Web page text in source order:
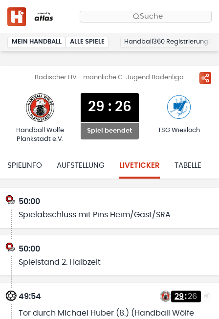
Suche
MEIN HANDBALL ALLE SPIELE Handball360 Registrierung
Badischer HV - männliche C-Jugend Badenliga
Handball Wölfe
Plankstadt e.V.
29 : 26
Spiel beendet TSG Wiesloch
SPIELINFO AUFSTELLUNG LIVETICKER TABELLE
50:00
Spielabschluss mit Pins Heim/Gast/SRA
50:00
Spielstand 2. Halbzeit
49:54 29:26
Tor durch Michael Huber (8.) (Handball Wölfe